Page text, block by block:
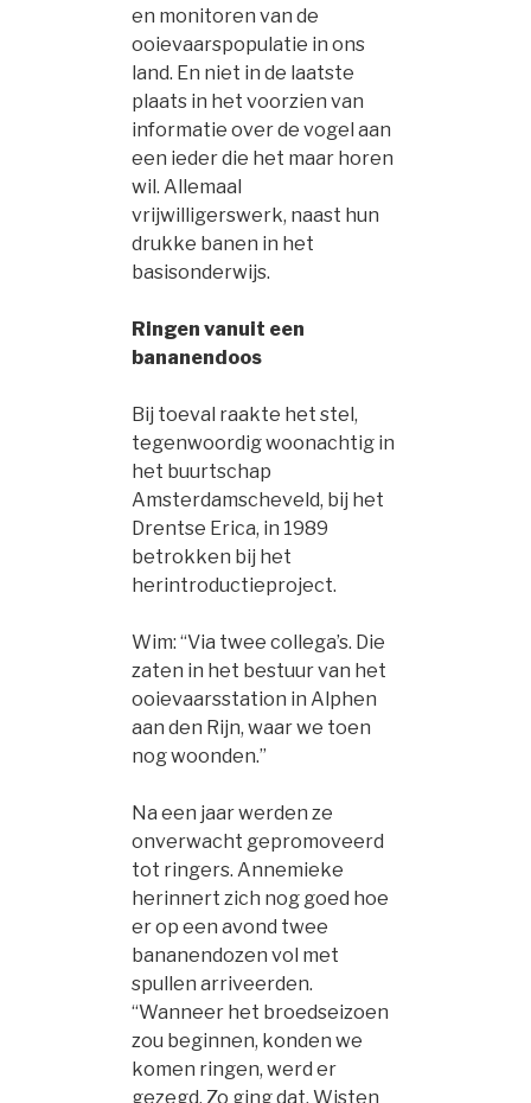
en monitoren van de
ooievaarspopulatie in ons
land. En niet in de laatste
plaats in het voorzien van
informatie over de vogel aan
een ieder die het maar horen
wil. Allemaal
vrijwilligerswerk, naast hun
drukke banen in het
basisonderwijs.
Ringen vanuit een
bananendoos
Bij toeval raakte het stel,
tegenwoordig woonachtig in
het buurtschap
Amsterdamscheveld, bij het
Drentse Erica, in 1989
betrokken bij het
herintroductieproject.
Wim: “Via twee collega’s. Die
zaten in het bestuur van het
ooievaarsstation in Alphen
aan den Rijn, waar we toen
nog woonden.”
Na een jaar werden ze
onverwacht gepromoveerd
tot ringers. Annemieke
herinnert zich nog goed hoe
er op een avond twee
bananendozen vol met
spullen arriveerden.
“Wanneer het broedseizoen
zou beginnen, konden we
komen ringen, werd er
gezegd. Zo ging dat. Wisten